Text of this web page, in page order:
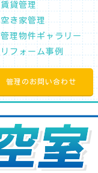
賃貸管理
空き家管理
管理物件ギャラリー
リフォーム事例
管理のお問い合わせ